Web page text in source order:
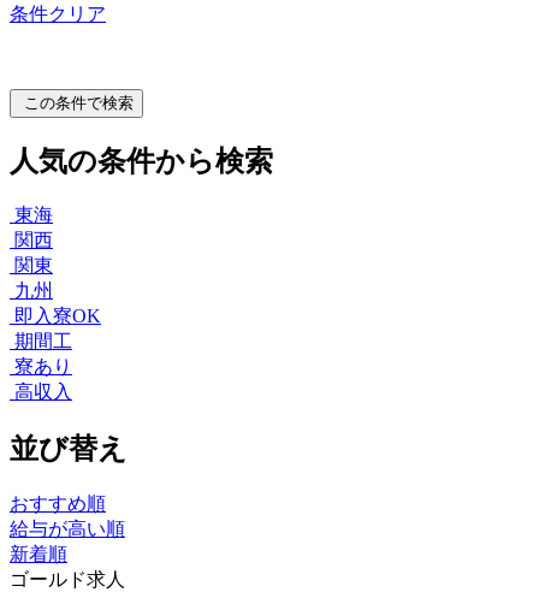
条件クリア
この条件で検索
人気の条件から検索
東海
関西
関東
九州
即入寮OK
期間工
寮あり
高収入
並び替え
おすすめ順
給与が高い順
新着順
ゴールド求人